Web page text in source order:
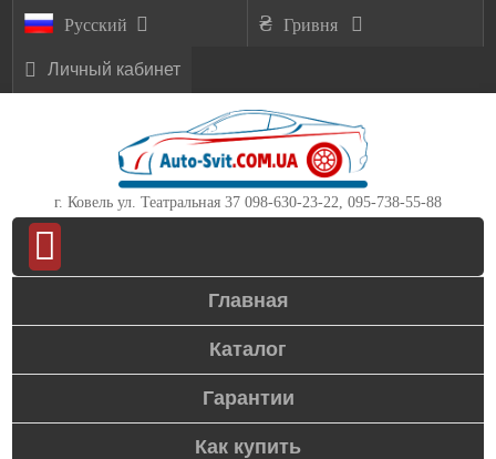
Русский Гривня
Личный кабинет
г. Ковель ул. Театральная 37 098-630-23-22, 095-738-55-88
Главная
Каталог
Гарантии
Как купить